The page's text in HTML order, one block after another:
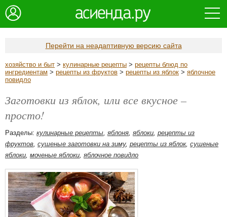
Перейти на неадаптивную версию сайта
хозяйство и быт > кулинарные рецепты > рецепты блюд по
ингредиентам > рецепты из фруктов > рецепты из яблок > яблочное
повидло
Заготовки из яблок, или все вкусное –
просто!
Разделы: кулинарные рецепты, яблоня, яблоки, рецепты из
фруктов, сушеные заготовки на зиму, рецепты из яблок, сушеные
яблоки, моченые яблоки, яблочное повидло